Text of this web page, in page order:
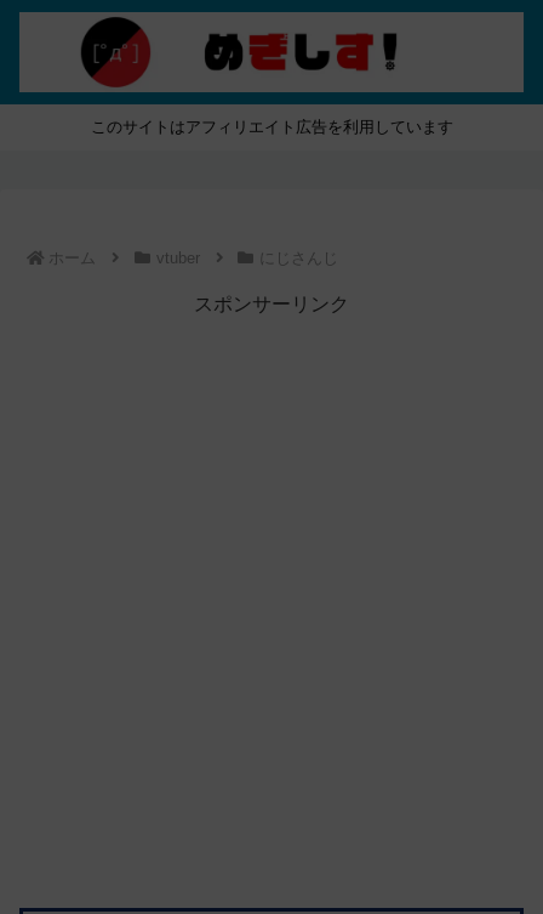
このサイトはアフィリエイト広告を利用しています
ホーム vtuber にじさんじ
スポンサーリンク